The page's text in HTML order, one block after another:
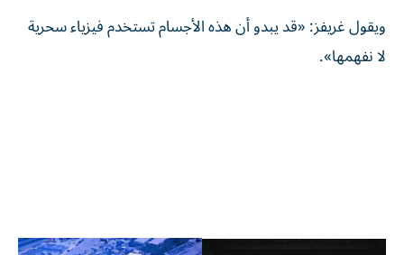
ويقول غريفز: «قد يبدو أن هذه الأجسام تستخدم فيزياء سحرية
لا نفهمها».